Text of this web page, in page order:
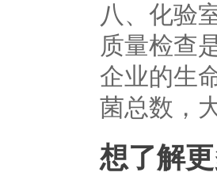
八、化验
质量检查
企业的生
菌总数，
想了解